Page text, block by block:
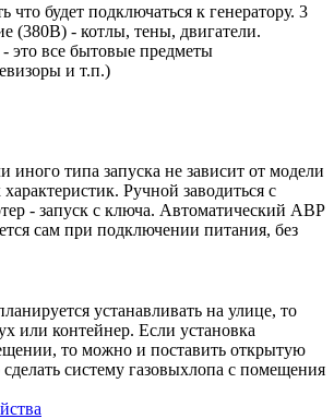
что будет подключаться к генератору. 3
(380В) - котлы, тены, двигатели.
это все бытовые предметы
и т.п.)
иного типа запуска не зависит от модели
Ручной заводиться с
- запуск с ключа. Автоматический АВР
сам при подключении питания, без
устанавливать на улице, то
или контейнер. Если установка
то можно и поставить открытую
систему газовыхлопа с помещения